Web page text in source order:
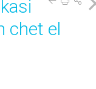
chet el